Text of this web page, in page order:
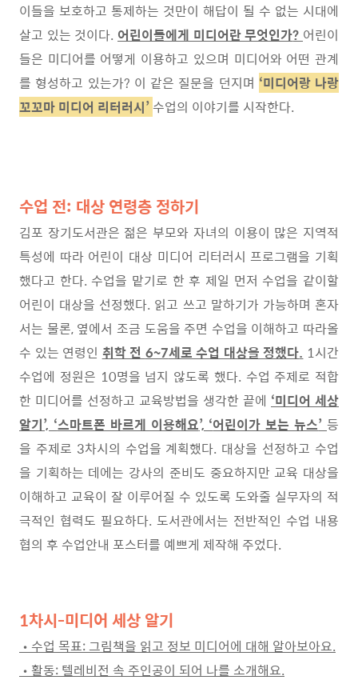
이들을 보호하고 통제하는 것만이 해답이 될 수 없는 시대에
살고 있는 것이다. 어린이들에게 미디어란 무엇인가? 어린이
들은 미디어를 어떻게 이용하고 있으며 미디어와 어떤 관계
를 형성하고 있는가? 이 같은 질문을 던지며 ‘미디어랑 나랑
꼬꼬마 미디어 리터러시’ 수업의 이야기를 시작한다.
수업 전: 대상 연령층 정하기
김포 장기도서관은 젊은 부모와 자녀의 이용이 많은 지역적
특성에 따라 어린이 대상 미디어 리터러시 프로그램을 기획
했다고 한다. 수업을 맡기로 한 후 제일 먼저 수업을 같이할
어린이 대상을 선정했다. 읽고 쓰고 말하기가 가능하며 혼자
서는 물론, 옆에서 조금 도움을 주면 수업을 이해하고 따라올
수 있는 연령인 취학 전 6~7세로 수업 대상을 정했다. 1시간
수업에 정원은 10명을 넘지 않도록 했다. 수업 주제로 적합
한 미디어를 선정하고 교육방법을 생각한 끝에 ‘미디어 세상
알기’, ‘스마트폰 바르게 이용해요’, ‘어린이가 보는 뉴스’등
을 주제로 3차시의 수업을 계획했다. 대상을 선정하고 수업
을 기획하는 데에는 강사의 준비도 중요하지만 교육 대상을
이해하고 교육이 잘 이루어질 수 있도록 도와줄 실무자의 적
극적인 협력도 필요하다. 도서관에서는 전반적인 수업 내용
협의 후 수업안내 포스터를 예쁘게 제작해 주었다.
1차시-미디어 세상 알기
• 수업 목표: 그림책을 읽고 정보 미디어에 대해 알아보아요.
• 활동: 텔레비전 속 주인공이 되어 나를 소개해요.